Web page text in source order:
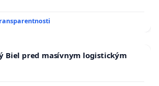
& žiadosť na riešenie
závlahových a odvodňovacích
Biel pred masívnym logistickým